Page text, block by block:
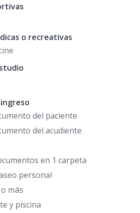
o recreativas
del paciente
del acudiente
en 1 carpeta
personal
más
y piscina